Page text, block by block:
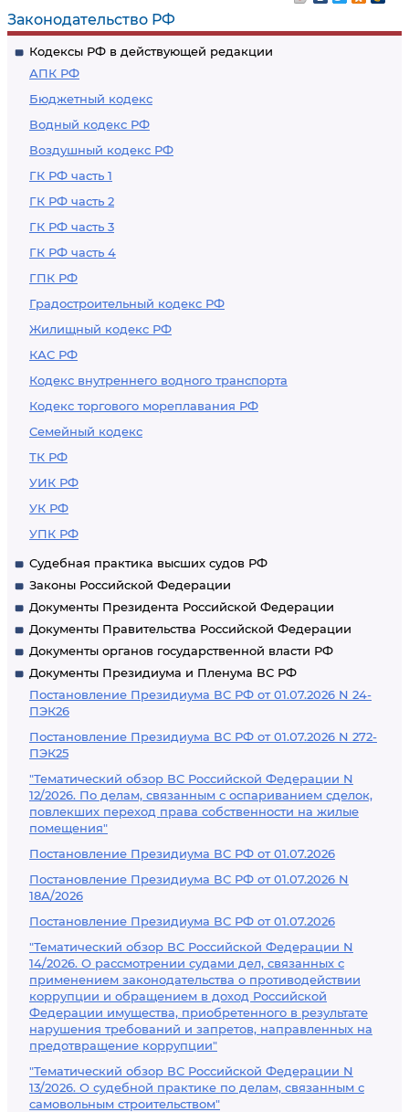
Законодательство РФ
Кодексы РФ в действующей редакции
АПК РФ
Бюджетный кодекс
Водный кодекс РФ
Воздушный кодекс РФ
ГК РФ часть 1
ГК РФ часть 2
ГК РФ часть 3
ГК РФ часть 4
ГПК РФ
Градостроительный кодекс РФ
Жилищный кодекс РФ
КАС РФ
Кодекс внутреннего водного транспорта
Кодекс торгового мореплавания РФ
Семейный кодекс
ТК РФ
УИК РФ
УК РФ
УПК РФ
Судебная практика высших судов РФ
Законы Российской Федерации
Документы Президента Российской Федерации
Документы Правительства Российской Федерации
Документы органов государственной власти РФ
Документы Президиума и Пленума ВС РФ
Постановление Президиума ВС РФ от 01.07.2026 N 24-
ПЭК26
Постановление Президиума ВС РФ от 01.07.2026 N 272-
ПЭК25
"Тематический обзор ВС Российской Федерации N
12/2026. По делам, связанным с оспариванием сделок,
повлекших переход права собственности на жилые
помещения"
Постановление Президиума ВС РФ от 01.07.2026
Постановление Президиума ВС РФ от 01.07.2026 N
18А/2026
Постановление Президиума ВС РФ от 01.07.2026
"Тематический обзор ВС Российской Федерации N
14/2026. О рассмотрении судами дел, связанных с
применением законодательства о противодействии
коррупции и обращением в доход Российской
Федерации имущества, приобретенного в результате
нарушения требований и запретов, направленных на
предотвращение коррупции"
"Тематический обзор ВС Российской Федерации N
13/2026. О судебной практике по делам, связанным с
самовольным строительством"